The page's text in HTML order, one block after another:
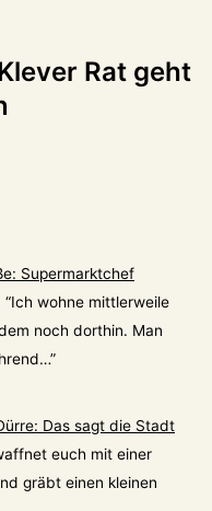
Rat geht
Supermarktchef
“Ich wohne mittlerweile
noch dorthin. Man
”
Das sagt die Stadt
euch mit einer
gräbt einen kleinen